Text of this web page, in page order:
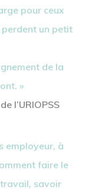
pour ceux
un petit
de la
»
l’URIOPSS
employeur, à
faire le
savoir